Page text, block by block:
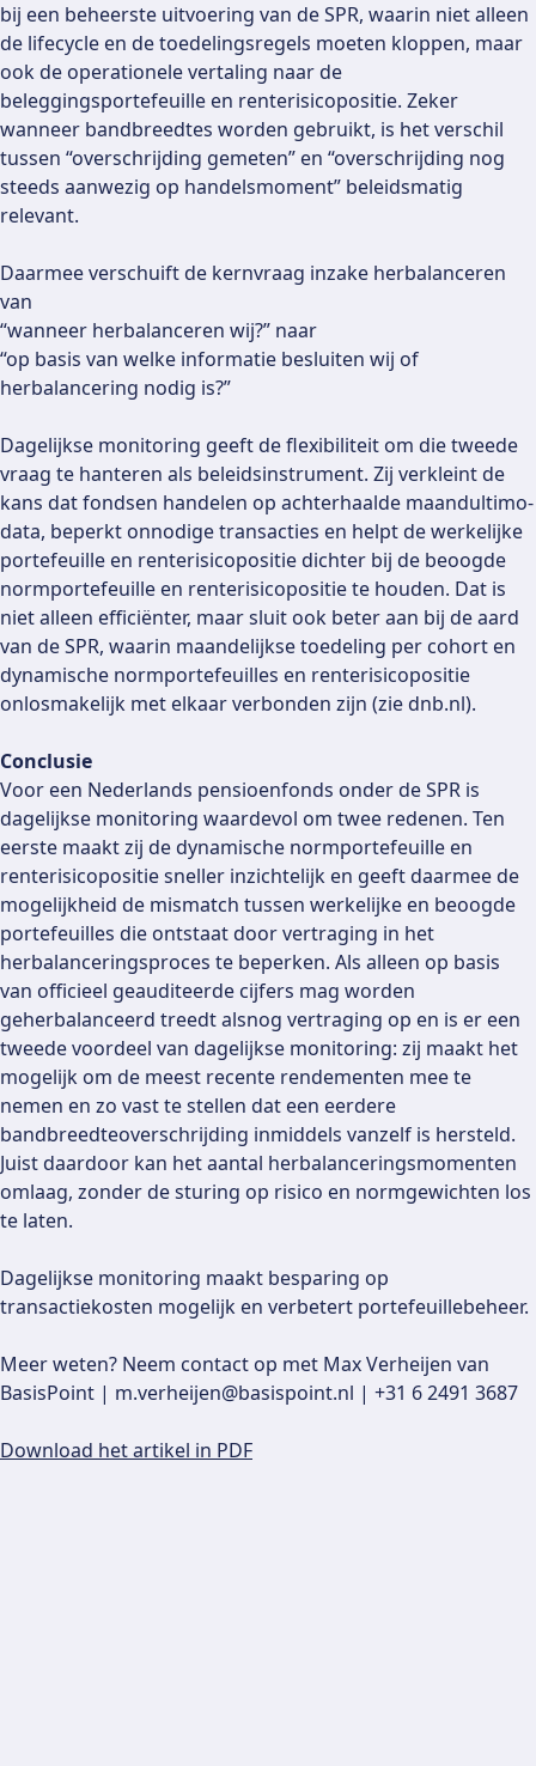
bij een beheerste uitvoering van de SPR, waarin niet alleen
de lifecycle en de toedelingsregels moeten kloppen, maar
ook de operationele vertaling naar de
beleggingsportefeuille en renterisicopositie. Zeker
wanneer bandbreedtes worden gebruikt, is het verschil
tussen “overschrijding gemeten” en “overschrijding nog
steeds aanwezig op handelsmoment” beleidsmatig
relevant.
Daarmee verschuift de kernvraag inzake herbalanceren
van
“wanneer herbalanceren wij?” naar
“op basis van welke informatie besluiten wij of
herbalancering nodig is?”
Dagelijkse monitoring geeft de flexibiliteit om die tweede
vraag te hanteren als beleidsinstrument. Zij verkleint de
kans dat fondsen handelen op achterhaalde maandultimo-
data, beperkt onnodige transacties en helpt de werkelijke
portefeuille en renterisicopositie dichter bij de beoogde
normportefeuille en renterisicopositie te houden. Dat is
niet alleen efficiënter, maar sluit ook beter aan bij de aard
van de SPR, waarin maandelijkse toedeling per cohort en
dynamische normportefeuilles en renterisicopositie
onlosmakelijk met elkaar verbonden zijn (zie dnb.nl).
Conclusie
Voor een Nederlands pensioenfonds onder de SPR is
dagelijkse monitoring waardevol om twee redenen. Ten
eerste maakt zij de dynamische normportefeuille en
renterisicopositie sneller inzichtelijk en geeft daarmee de
mogelijkheid de mismatch tussen werkelijke en beoogde
portefeuilles die ontstaat door vertraging in het
herbalanceringsproces te beperken. Als alleen op basis
van officieel geauditeerde cijfers mag worden
geherbalanceerd treedt alsnog vertraging op en is er een
tweede voordeel van dagelijkse monitoring: zij maakt het
mogelijk om de meest recente rendementen mee te
nemen en zo vast te stellen dat een eerdere
bandbreedteoverschrijding inmiddels vanzelf is hersteld.
Juist daardoor kan het aantal herbalanceringsmomenten
omlaag, zonder de sturing op risico en normgewichten los
te laten.
Dagelijkse monitoring maakt besparing op
transactiekosten mogelijk en verbetert portefeuillebeheer.
Meer weten? Neem contact op met Max Verheijen van
BasisPoint | m.verheijen@basispoint.nl | +31 6 2491 3687
Download het artikel in PDF